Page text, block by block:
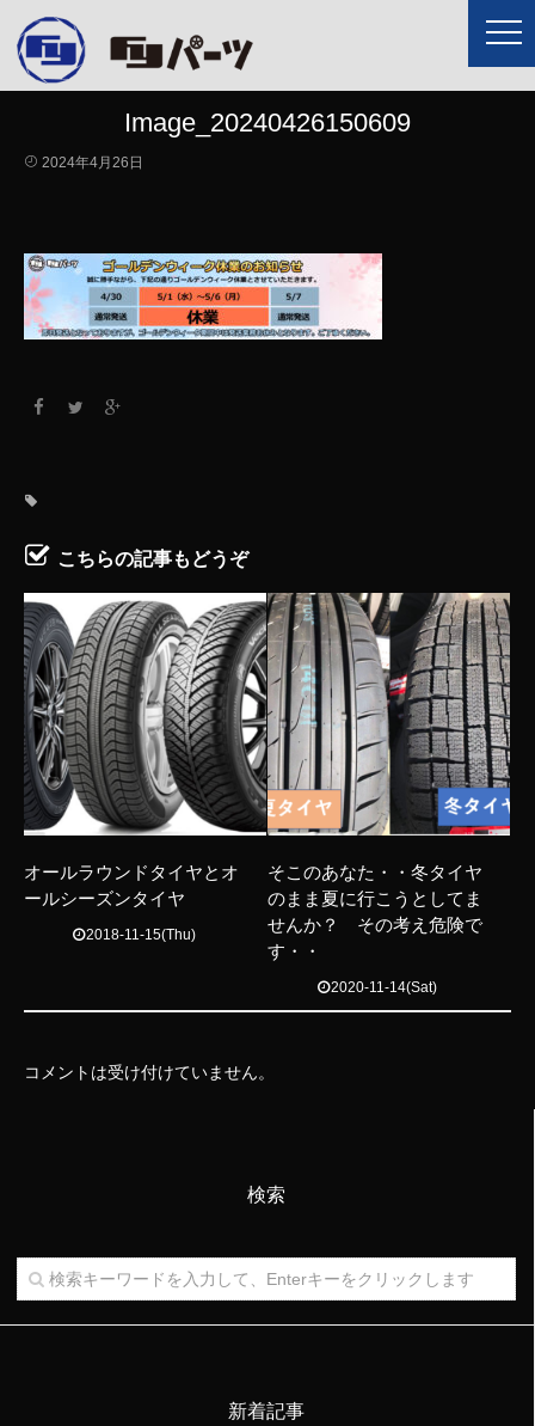
Image_20240426150609
2024年4月26日
こちらの記事もどうぞ
オールラウンドタイヤとオ
ールシーズンタイヤ
2018-11-15(Thu)
そこのあなた・・冬タイヤ
のまま夏に行こうとしてま
せんか？ その考え危険で
す・・
2020-11-14(Sat)
コメントは受け付けていません。
検索
新着記事